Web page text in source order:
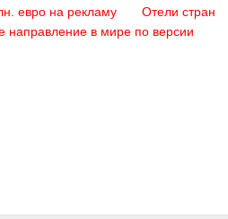
евро на рекламу
Отели стран
направление в мире по версии